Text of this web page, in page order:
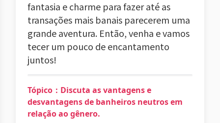
fantasia e charme para fazer até as
transações mais banais parecerem uma
grande aventura. Então, venha e vamos
tecer um pouco de encantamento
juntos!
Tópico：Discuta as vantagens e
desvantagens de banheiros neutros em
relação ao gênero.